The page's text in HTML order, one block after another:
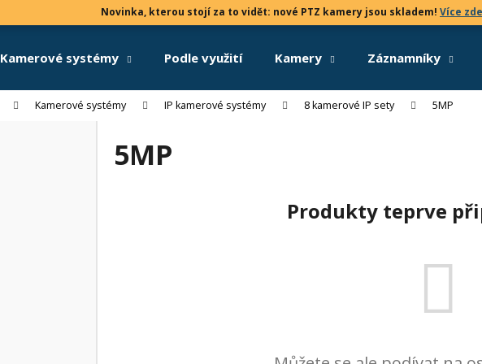
Novinka, kterou stojí za to vidět: nové PTZ kamery jsou skladem! Více zde
Kamerové systémy Podle využití Kamery Záznamníky
Kamerové systémy IP kamerové systémy 8 kamerové IP sety 5MP
5MP
Produkty teprve
Co potřebujete najít?
Doporučujeme